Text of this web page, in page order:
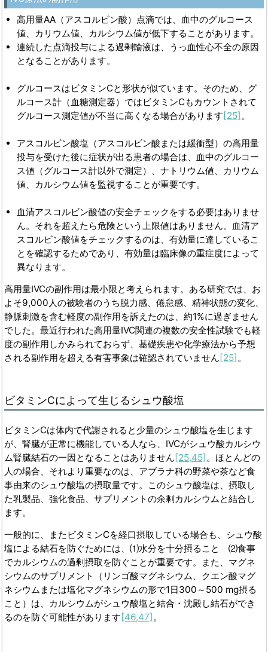
高用量AA（アスコルビン酸）点滴では、血中のグルコース
値、カリウム値、カルシウム値が低下することがあります。
連続した点滴投与による過剰輸液は、うっ血性心不全の原因
となることがあります。
グルコースはビタミンCと形状が似ています。そのため、グ
ルコース計（血糖測定器）ではビタミンCもカウントされて
グルコース測定値が不当に高くなる場合があります [25] 。
アスコルビン酸塩（アスコルビン酸または緩衝型）の高用量
投与を受けた後に症状が出る患者の場合は、血中のグルコー
ス値（グルコース計以外で測定）、ナトリウム値、カリウム
値、カルシウム値を監視することが重要です。
血清アスコルビン酸値の安全チェックをする必要はありませ
ん。それを超えたら危険という上限値はありません。血清ア
スコルビン酸値をチェックするのは、有効量に達しているこ
とを確認するためであり、有効量は臨床像の重症度によって
異なります。
高用量IVCの副作用は最小限と考えられます。ある研究では、お
よそ9,000人の被験者のうち脱力感、倦怠感、精神状態の変化、
静脈刺激を含む軽度の副作用を訴えたのは、約1%に過ぎません
でした。最近行われた高用量IVC関連の複数の安全性試験でも軽
度の副作用しかみられておらず、基礎疾患や化学療法から予想
される副作用を超える有害事象は確認されていません [25] 。
ビタミンCによって生じるシュウ酸塩
ビタミンCは体内で代謝されると少量のシュウ酸塩を生じます
が、腎臓が正常に機能している人なら、IVCがシュウ酸カルシウ
ム腎臓結石の一因となることはありません [25,45] 。ほとんどの
人の場合、それより重要なのは、アブラナ科の野菜や茶など食
事由来のシュウ酸塩の摂取量です。このシュウ酸塩は、摂取し
た乳製品、強化食品、サプリメントの余剰カルシウムと結合し
ます。
一般的に、またビタミンCを経口摂取している場合も、シュウ酸
塩による結石を防ぐためには、⑴水分を十分摂ること ⑵食事
でカルシウムの過剰摂取を防ぐことが重要です。また、マグネ
シウムのサプリメント（リンゴ酸マグネシウム、クエン酸マグ
ネシウムまたは塩化マグネシウムの形で1日300～500 mg摂る
こと）は、カルシウムがシュウ酸塩と結合・沈殿し結石ができ
るのを防ぐ可能性があります [46,47] 。